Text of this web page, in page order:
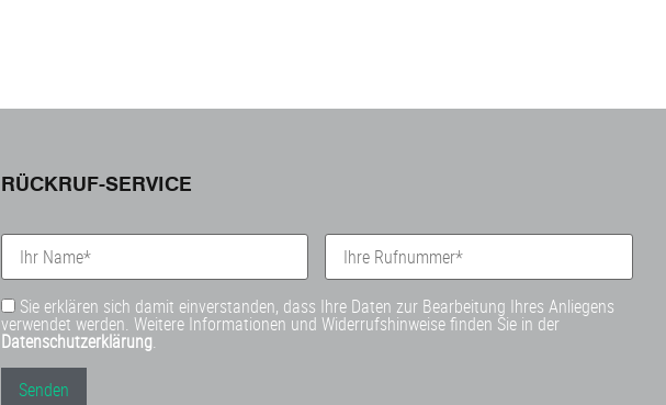
RÜCKRUF-SERVICE
Sie erklären sich damit einverstanden, dass Ihre Daten zur Bearbeitung Ihres Anliegens
verwendet werden. Weitere Informationen und Widerrufshinweise finden Sie in der
Datenschutzerklärung.